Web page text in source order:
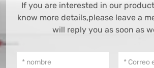
If you are interested in our
know more details,please leave a
will reply you as soon as